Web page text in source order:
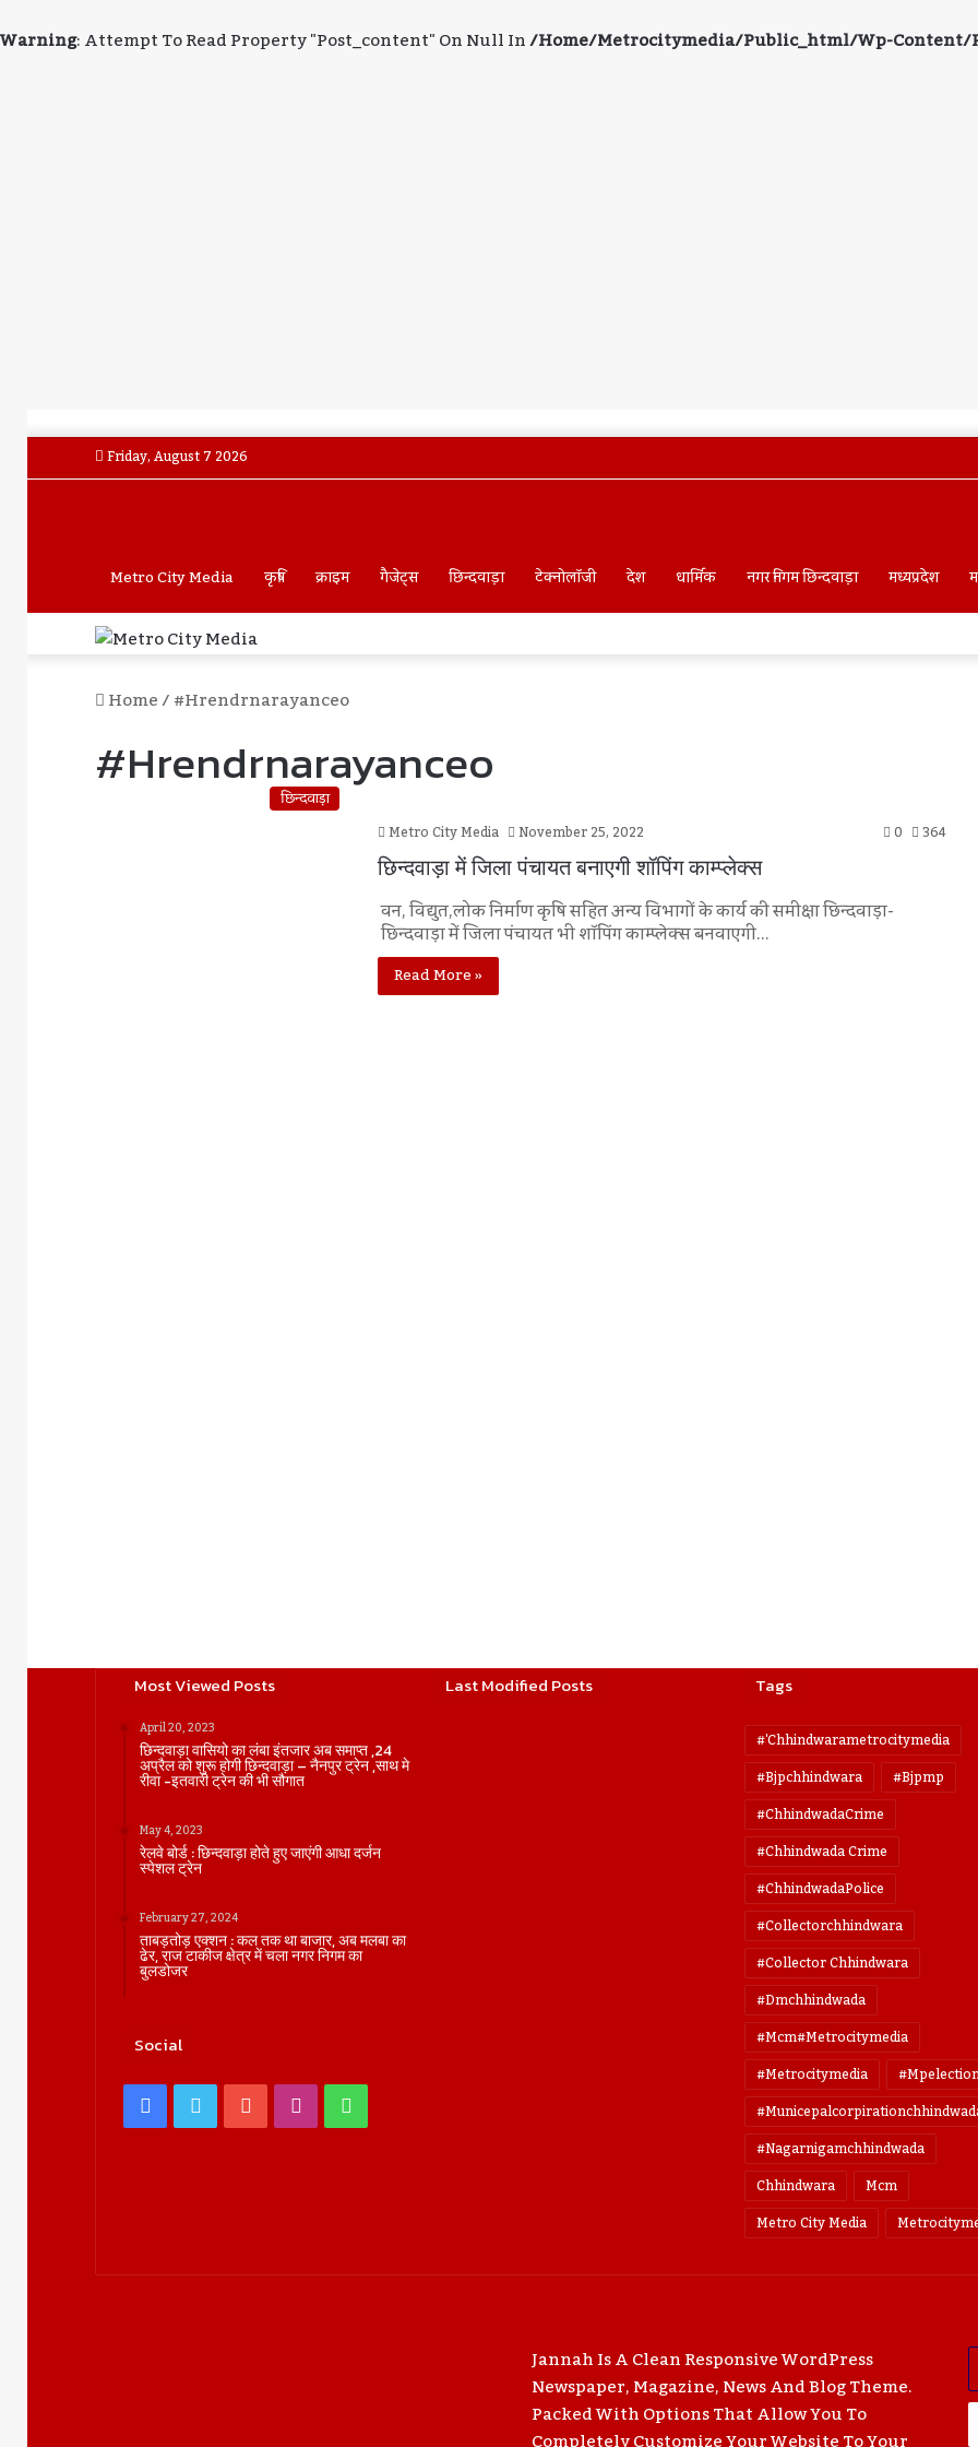
Warning: Attempt To Read Property "post_content" On Null In/home/metrocitymedia/public_html/wp-Content/
Friday, August 7 2026
Metro City Media कृषि क्राइम गैजेट्स छिन्दवाड़ा टेक्नोलॉजी देश धार्मिक नगर निगम छिन्दवाड़ा मध्यप्रदेश
Home/#hrendrnarayanceo
#hrendrnarayanceo
छिन्दवाड़ा
Metro City Media
November 25, 2022 0 364
छिन्दवाड़ा में जिला पंचायत बनाएगी शॉपिंग काम्प्लेक्स
वन, विद्युत,लोक निर्माण कृषि सहित अन्य विभागों के कार्य की समीक्षा छिन्दवाड़ा-
छिन्दवाड़ा में जिला पंचायत भी शॉपिंग काम्प्लेक्स बनवाएगी…
Read More »
Most Viewed Posts
April 20, 2023
छिन्दवाड़ा वासियो का लंबा इंतजार अब समाप्त ,24
अप्रैल को शुरू होगी छिन्दवाड़ा – नैनपुर ट्रेन ,साथ मे
रीवा -इतवारी ट्रेन की भी सौगात
May 4, 2023
रेलवे बोर्ड : छिन्दवाड़ा होते हुए जाएंगी आधा दर्जन
स्पेशल ट्रेन
February 27, 2024
ताबड़तोड़ एक्शन : कल तक था बाजार, अब मलबा का
ढेर, राज टाकीज क्षेत्र में चला नगर निगम का
बुलडोजर
Social
Facebook
Twitter YouTubeInstagram
Last Modified Posts Tags
#'chhindwarametrocitymedia
#bjpchhindwara
#bjpmp
#ChhindwadaCrime
#Chhindwada Crime
#ChhindwadaPolice
#collectorchhindwara
#collector Chhindwara
#dmchhindwada
#mcm#metrocitymedia
#metrocitymedia
#nagarnigamchhindwada
Chhindwara
Mcm
Metro City Media
Jannah Is A Clean Responsive WordPress
Newspaper, Magazine, News And Blog Theme.
Packed With Options That Allow You To